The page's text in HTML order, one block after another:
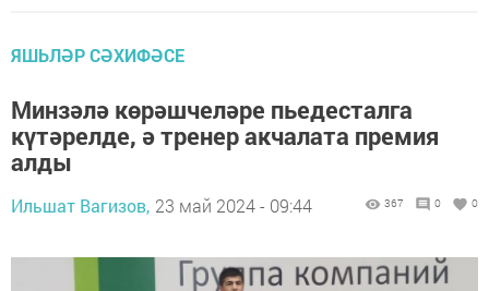
ЯШЬЛӘР СӘХИФӘСЕ
Минзәлә көрәшчеләре пьедесталга
күтәрелде, ә тренер акчалата премия
алды
Ильшат Вагизов, 23 май 2024 - 09:44 367 0 0